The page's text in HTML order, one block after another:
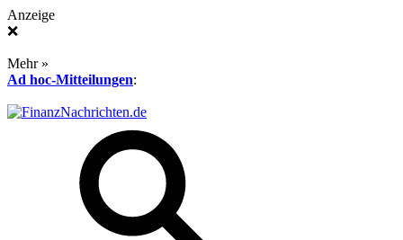
Anzeige
❌
Mehr »
Ad hoc-Mitteilungen: